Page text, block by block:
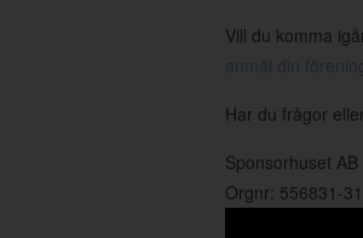
Vill du komma
anmäl din förening
Har du frågor
Sponsorhuset AB
Orgnr: 556831-